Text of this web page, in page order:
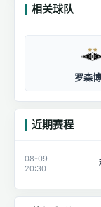
相关球队
罗森
近期赛程
08-09
20:30